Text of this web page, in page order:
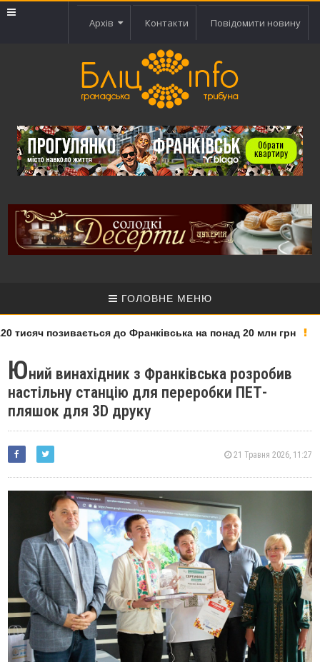
Архів Контакти Повідомити новину
ГОЛОВНЕ МЕНЮ
позивається до Франківська на понад 20 млн грн
Юний винахідник з Франківська розробив
настільну станцію для переробки ПЕТ-
пляшок для 3D друку
21 Травня 2026, 11:27